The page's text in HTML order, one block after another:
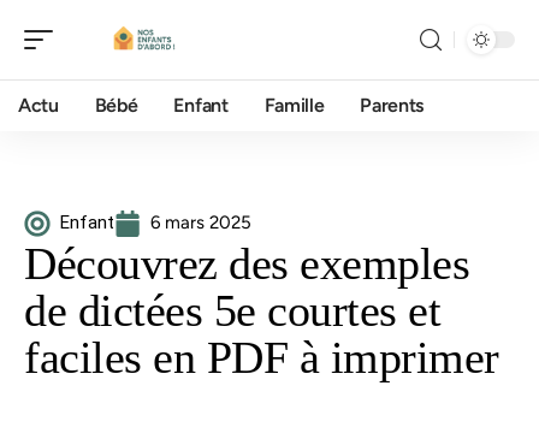
Actu Bébé Enfant Famille Parents
Enfant 6 mars 2025
Découvrez des exemples
de dictées 5e courtes et
faciles en PDF à imprimer